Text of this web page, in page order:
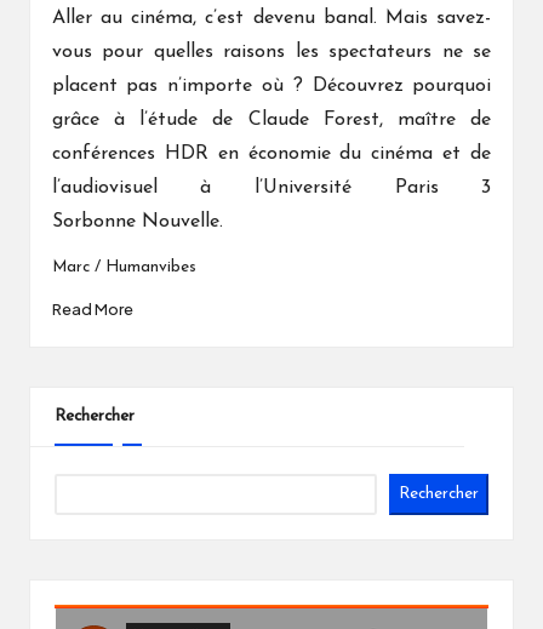
by
Aller au cinéma, c’est devenu banal. Mais savez-
vous pour quelles raisons les spectateurs ne se
placent pas n’importe où ? Découvrez pourquoi
grâce à l’étude de Claude Forest, maître de
conférences HDR en économie du cinéma et de
l’audiovisuel à l’Université Paris 3
Sorbonne Nouvelle.
Marc / Humanvibes
Read More
Rechercher
Rechercher